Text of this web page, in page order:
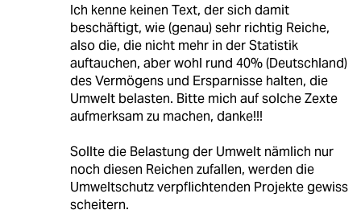
Ich kenne keinen Text, der sich damit
beschäftigt, wie (genau) sehr richtig Reiche,
also die, die nicht mehr in der Statistik
auftauchen, aber wohl rund 40% (Deutschland)
des Vermögens und Ersparnisse halten, die
Umwelt belasten. Bitte mich auf solche Zexte
aufmerksam zu machen, danke!!!
Sollte die Belastung der Umwelt nämlich nur
noch diesen Reichen zufallen, werden die
Umweltschutz verpflichtenden Projekte gewiss
scheitern.